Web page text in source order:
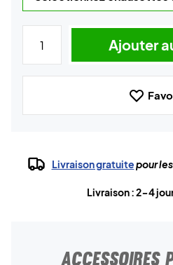
Ajouter
Livraison gratuitepour
Livraison : 2-4
ACCESSOIRES